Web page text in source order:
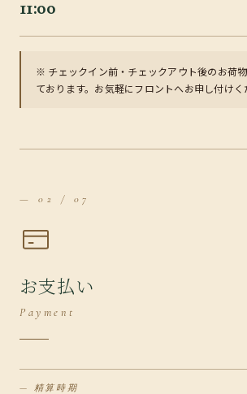
11:00
※ チェックイン前・チェックアウト後のお荷
ております。お気軽にフロントへお申し付けく
— 02 / 07
お支払い
Payment
精算時期